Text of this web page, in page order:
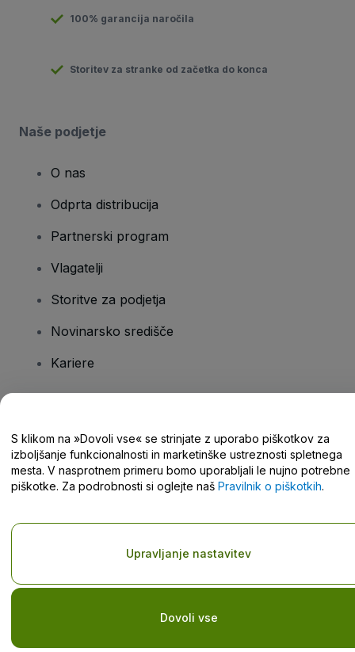
100% garancija naročila
Storitev za stranke od začetka do konca
Naše podjetje
O nas
Odprta distribucija
Partnerski program
Vlagatelji
Storitve za podjetja
Novinarsko središče
Kariere
Središče za pomoč/stik z nami
Avtorske pravice © viagogo GmbH 2026 Podatki o podjetju
Uporaba tega spletnega mesta pomeni sprejemanje
zasebnosti za mobilne naprave
S klikom na »Dovoli vse« se strinjate z uporabo piškotkov za
izboljšanje funkcionalnosti in marketinške ustreznosti spletnega
mesta. V nasprotnem primeru bomo uporabljali le nujno potrebne
piškotke. Za podrobnosti si oglejte naš Pravilnik o piškotkih.
Dovoli vse
Upravljanje nastavitev